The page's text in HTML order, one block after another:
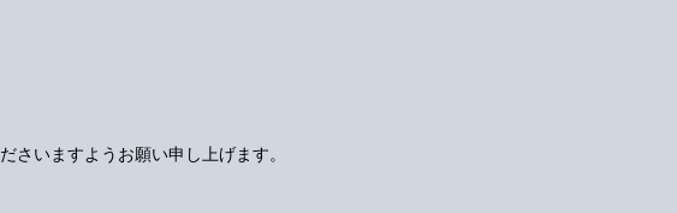
いますようお願い申し上げます。